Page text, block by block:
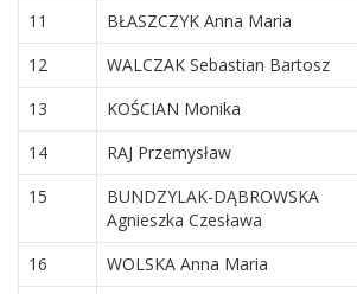
11
BŁASZCZYK Anna Maria
12
WALCZAK Sebastian Bartosz
13
KOŚCIAN Monika
14
RAJ Przemysław
15
BUNDZYLAK-DĄBROWSKA
Agnieszka Czesława
16 WOLSKA Anna Maria